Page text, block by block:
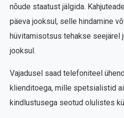
nõude staatust jälgida.
päeva jooksul, selle hindamine
hüvitamisotsus tehakse seejärel
jooksul.
Vajadusel saad telefoniteel
klienditoega, mille spetsialistid
kindlustusega seotud olulistes